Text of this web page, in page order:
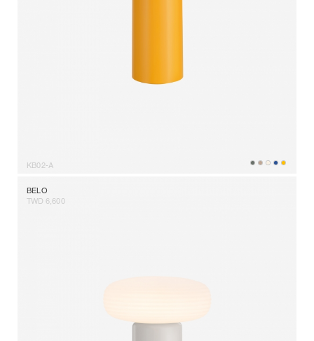
KB02-A
BELO
TWD 6,600